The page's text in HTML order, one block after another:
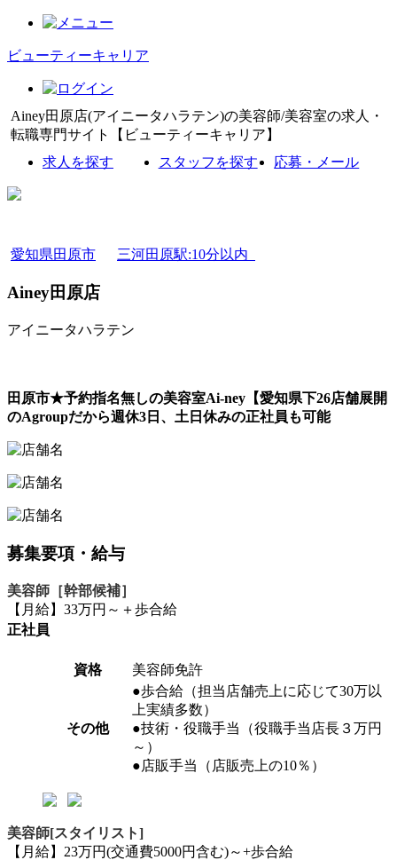
ビューティーキャリア
Ainey田原店(アイニータハラテン)の美容師/美容室の求人・
転職専門サイト【ビューティーキャリア】
求人を探す
スタッフを探す 応募・メール
愛知県田原市 三河田原駅:10分以内
Ainey田原店
アイニータハラテン
田原市★予約指名無しの美容室Ai-ney【愛知県下26店舗展開
のAgroupだから週休3日、土日休みの正社員も可能
募集要項・給与
美容師［幹部候補］
【月給】33万円～＋歩合給
正社員
資格 美容師免許
その他
●歩合給（担当店舗売上に応じて30万以
上実績多数）
●技術・役職手当（役職手当店長３万円
～）
●店販手当（店販売上の10％）
美容師[スタイリスト]
【月給】23万円(交通費5000円含む)～+歩合給